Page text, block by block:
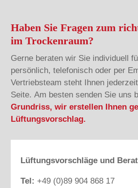
Haben Sie Fragen zum
im Trockenraum?
Gerne beraten wir Sie individuell
persönlich, telefonisch oder per
Vertriebsteam steht Ihnen
Seite. Am besten senden Sie uns
Grundriss, wir erstellen Ihnen
Lüftungsvorschlag.
Lüftungsvorschläge und
Tel: +49 (0)89 904 868 17